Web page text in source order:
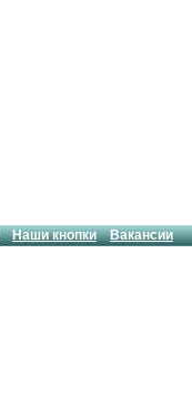
Наши кнопки Вакансии